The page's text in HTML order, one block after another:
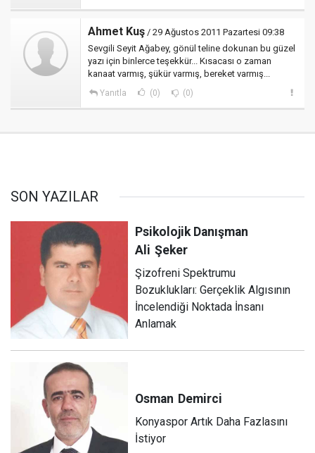
Ahmet Kuş / 29 Ağustos 2011 Pazartesi 09:38
Sevgili Seyit Ağabey, gönül teline dokunan bu güzel
yazı için binlerce teşekkür... Kısacası o zaman
kanaat varmış, şükür varmış, bereket varmış...
Yanıtla (0) (0)
SON YAZILAR
Psikolojik Danışman
Ali Şeker
Şizofreni Spektrumu
Bozuklukları: Gerçeklik Algısının
İncelendiği Noktada İnsanı
Anlamak
Osman Demirci
Konyaspor Artık Daha Fazlasını
İstiyor